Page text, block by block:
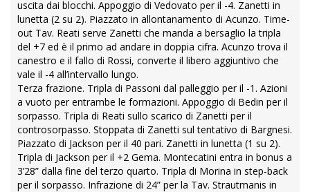
uscita dai blocchi. Appoggio di Vedovato per il -4. Zanetti in
lunetta (2 su 2). Piazzato in allontanamento di Acunzo. Time-
out Tav. Reati serve Zanetti che manda a bersaglio la tripla
del +7 ed è il primo ad andare in doppia cifra. Acunzo trova il
canestro e il fallo di Rossi, converte il libero aggiuntivo che
vale il -4 all’intervallo lungo.
Terza frazione. Tripla di Passoni dal palleggio per il -1. Azioni
a vuoto per entrambe le formazioni. Appoggio di Bedin per il
sorpasso. Tripla di Reati sullo scarico di Zanetti per il
controsorpasso. Stoppata di Zanetti sul tentativo di Bargnesi.
Piazzato di Jackson per il 40 pari. Zanetti in lunetta (1 su 2).
Tripla di Jackson per il +2 Gema. Montecatini entra in bonus a
3’28” dalla fine del terzo quarto. Tripla di Morina in step-back
per il sorpasso. Infrazione di 24” per la Tav. Strautmanis in